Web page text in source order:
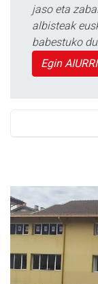
jaso eta
albisteak
babestuko
Egin